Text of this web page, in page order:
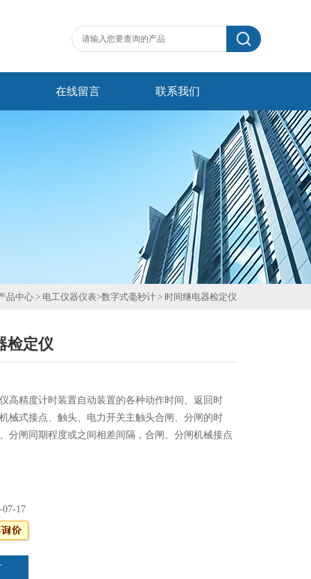
在线留言 联系我们
品中心 > 电工仪器仪表>数字式毫秒计 > 时间继电器检定仪
检定仪
高精度计时装置自动装置的各种动作时间、返回时
械式接点、触头、电力开关主触头合闸、分闸的时
分闸同期程度或之间相差间隔，合闸、分闸机械接点
07-17